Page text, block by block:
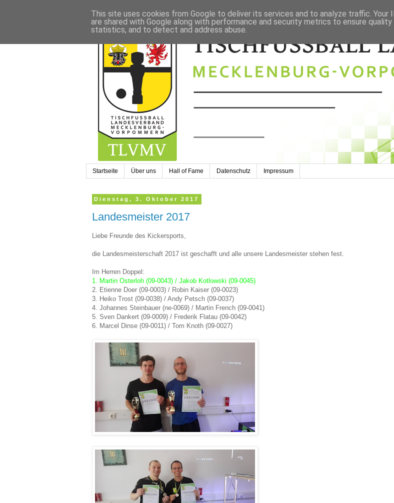
Startseite Über uns Hall of Fame Datenschutz Impressum
Dienstag, 3. Oktober 2017
Landesmeister 2017
Liebe Freunde des Kickersports,
die Landesmeisterschaft 2017 ist geschafft und alle unsere Landesmeister stehen fest.
Im Herren Doppel:
1. Martin Osterloh (09-0043) / Jakob Kotlowski (09-0045)
2. Etienne Doer (09-0003) / Robin Kaiser (09-0023)
3. Heiko Trost (09-0038) / Andy Petsch (09-0037)
4. Johannes Steinbauer (ne-0069) / Martin French (09-0041)
5. Sven Dankert (09-0009) / Frederik Flatau (09-0042)
6. Marcel Dinse (09-0011) / Tom Knoth (09-0027)
This site uses cookies from Google to deliver its services and to analyze traffic. Your
are shared with Google along with performance and security metrics to ensure
statistics, and to detect and address abuse.